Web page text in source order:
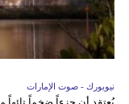
نيويورك - صوت الإمارات